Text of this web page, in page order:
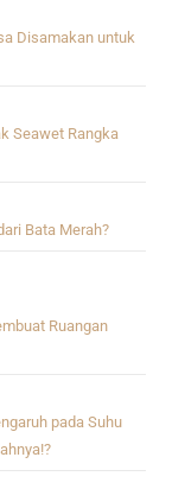
Disamakan untuk
Seawet Rangka
Bata Merah?
Ruangan
pada Suhu